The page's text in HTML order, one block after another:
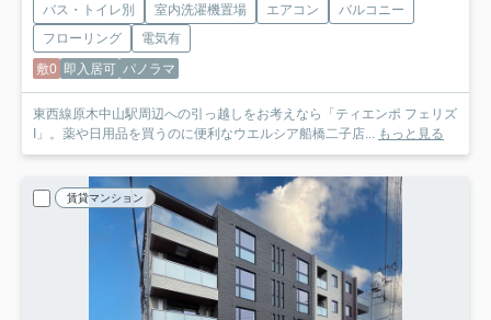
バス・トイレ別 室内洗濯機置場 エアコン
バルコニー
フローリング
電気有
敷0 即入居可 パノラマ
東西線原木中山駅周辺への引っ越しをお考えなら「ティエンポ フェリズ
I」。薬や日用品を買うのに便利なウエルシア船橋二子店...
もっと見る
賃貸マンション